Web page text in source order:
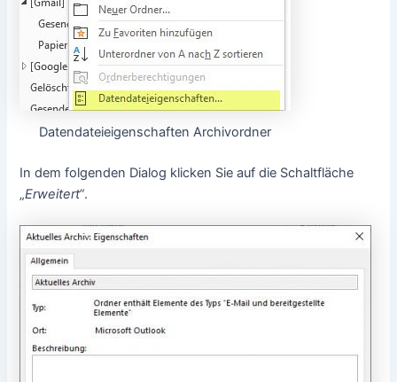
Datendateieigenschaften Archivordner
In dem folgenden Dialog klicken Sie auf die Schaltfläche
„Erweitert“.